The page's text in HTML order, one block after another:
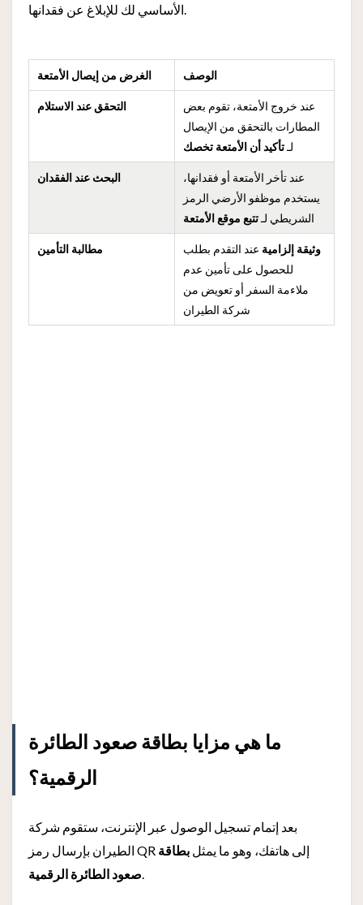
الأساسي لك للإبلاغ عن فقدانها.
الغرض من إيصال الأمتعة الوصف
التحقق عند الاستلام
عند خروج الأمتعة، تقوم بعض
المطارات بالتحقق من الإيصال
لـتأكيد أن الأمتعة تخصك
البحث عند الفقدان
عند تأخر الأمتعة أو فقدانها،
يستخدم موظفو الأرضي الرمز
الشريطي لـتتبع موقع الأمتعة
مطالبة التأمين وثيقة إلزامية عند التقدم بطلب
للحصول على تأمين عدم
ملاءمة السفر أو تعويض من
شركة الطيران
ما هي مزايا بطاقة صعود الطائرة
الرقمية؟
بعد إتمام تسجيل الوصول عبر الإنترنت، ستقوم شركة
الطيران بإرسال رمز QR إلى هاتفك، وهو ما يمثل بطاقة
صعود الطائرة الرقمية